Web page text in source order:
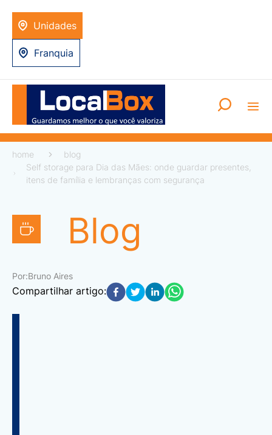
Unidades
Franquia
home
blog
Self storage para Dia das Mães: onde guardar presentes,
itens de família e lembranças com segurança
Blog
Por:Bruno Aires
Compartilhar artigo: